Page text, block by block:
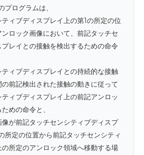
プログラムは、
ィブディスプレイ上の第1の所定の位
ロック画像において、前記タッチセ
レイとの接触を検出するための命令
ィブディスプレイとの持続的な接触
前記検出された接触の動きに従って
ィブディスプレイ上の前記アンロッ
めの命令と、
が前記タッチセンシティブディスプ
所定の位置から前記タッチセンシティ
所定のアンロック領域へ移動する場